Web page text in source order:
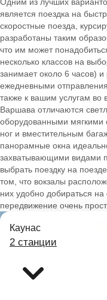
является поездка на
скоростные поезда,
разработаны таким
что им может
несколько классов на
занимает около 6 часов)
ежедневными
также к вашим услугам во
Варшава отличаются
оборудованными мягкими
ног и вместительным
панорамные окна
захватывающими видами
выбрать поездку на
том, что вокзалы
них удобно добираться
передвижение очень
Каунас
2 станции